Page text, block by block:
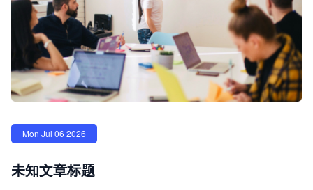
Mon Jul 06 2026
未知文章标题